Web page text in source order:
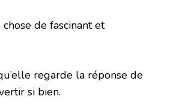
de fascinant et
regarde la réponse de
si bien.